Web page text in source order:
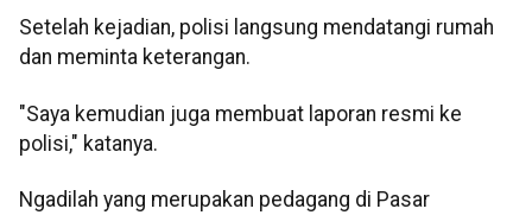
Setelah kejadian, polisi langsung mendatangi rumah
dan meminta keterangan.
"Saya kemudian juga membuat laporan resmi ke
polisi," katanya.
Ngadilah yang merupakan pedagang di Pasar